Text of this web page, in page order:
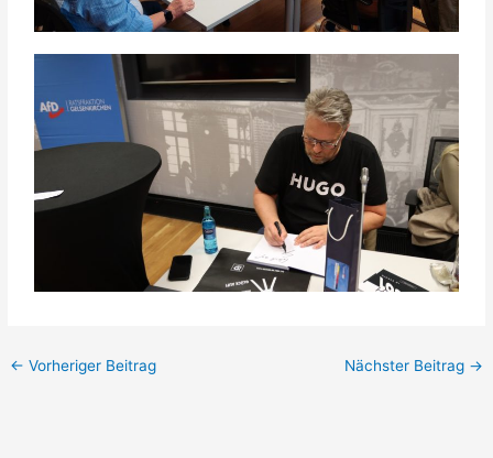
← Vorheriger Beitrag Nächster Beitrag →